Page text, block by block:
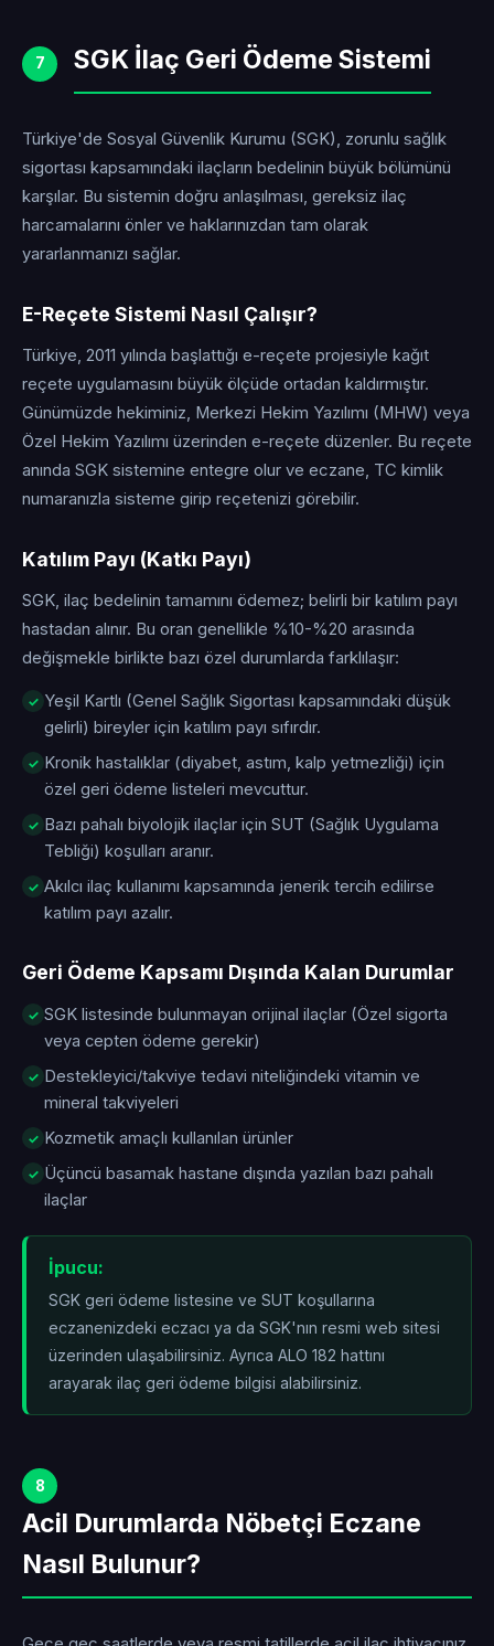
7 SGK İlaç Geri Ödeme Sistemi
Türkiye'de Sosyal Güvenlik Kurumu (SGK), zorunlu sağlık
sigortası kapsamındaki ilaçların bedelinin büyük bölümünü
karşılar. Bu sistemin doğru anlaşılması, gereksiz ilaç
harcamalarını önler ve haklarınızdan tam olarak
yararlanmanızı sağlar.
E-Reçete Sistemi Nasıl Çalışır?
Türkiye, 2011 yılında başlattığı e-reçete projesiyle kağıt
reçete uygulamasını büyük ölçüde ortadan kaldırmıştır.
Günümüzde hekiminiz, Merkezi Hekim Yazılımı (MHW) veya
Özel Hekim Yazılımı üzerinden e-reçete düzenler. Bu reçete
anında SGK sistemine entegre olur ve eczane, TC kimlik
numaranızla sisteme girip reçetenizi görebilir.
Katılım Payı (Katkı Payı)
SGK, ilaç bedelinin tamamını ödemez; belirli bir katılım payı
hastadan alınır. Bu oran genellikle %10-%20 arasında
değişmekle birlikte bazı özel durumlarda farklılaşır:
Yeşil Kartlı (Genel Sağlık Sigortası kapsamındaki düşük
gelirli) bireyler için katılım payı sıfırdır.
Kronik hastalıklar (diyabet, astım, kalp yetmezliği) için
özel geri ödeme listeleri mevcuttur.
Bazı pahalı biyolojik ilaçlar için SUT (Sağlık Uygulama
Tebliği) koşulları aranır.
Akılcı ilaç kullanımı kapsamında jenerik tercih edilirse
katılım payı azalır.
Geri Ödeme Kapsamı Dışında Kalan Durumlar
SGK listesinde bulunmayan orijinal ilaçlar (Özel sigorta
veya cepten ödeme gerekir)
Destekleyici/takviye tedavi niteliğindeki vitamin ve
mineral takviyeleri
Kozmetik amaçlı kullanılan ürünler
Üçüncü basamak hastane dışında yazılan bazı pahalı
ilaçlar
İpucu:
SGK geri ödeme listesine ve SUT koşullarına
eczanenizdeki eczacı ya da SGK'nın resmi web sitesi
üzerinden ulaşabilirsiniz. Ayrıca ALO 182 hattını
arayarak ilaç geri ödeme bilgisi alabilirsiniz.
8
Acil Durumlarda Nöbetçi Eczane
Nasıl Bulunur?